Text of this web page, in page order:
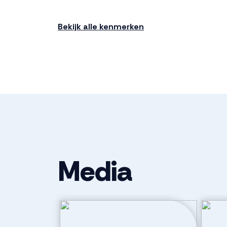
Bekijk alle kenmerken
Media